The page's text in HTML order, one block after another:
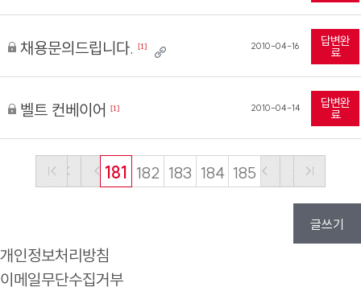
채용문의드립니다. [1] 2010-04-16 답변완
료
벨트 컨베이어 [1] 2010-04-14 답변완
료
181 182 183 184 185
글쓰기
개인정보처리방침
이메일무단수집거부